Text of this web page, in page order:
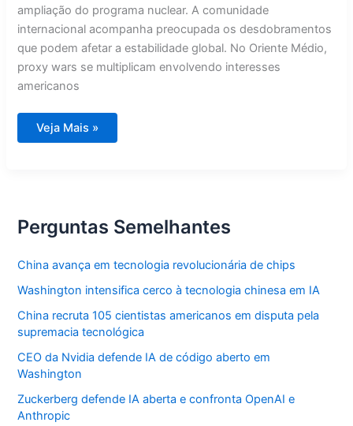
ampliação do programa nuclear. A comunidade
internacional acompanha preocupada os desdobramentos
que podem afetar a estabilidade global. No Oriente Médio,
proxy wars se multiplicam envolvendo interesses
americanos
STF
julga
Veja Mais »
Perguntas Semelhantes
China avança em tecnologia revolucionária de chips
Washington intensifica cerco à tecnologia chinesa em IA
China recruta 105 cientistas americanos em disputa pela
supremacia tecnológica
CEO da Nvidia defende IA de código aberto em
Washington
Zuckerberg defende IA aberta e confronta OpenAI e
Anthropic